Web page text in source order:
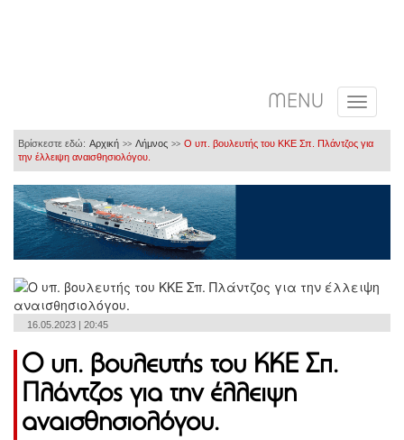
MENU
Βρίσκεστε εδώ: Αρχική >> Λήμνος >> Ο υπ. βουλευτής του ΚΚΕ Σπ. Πλάντζος για
την έλλειψη αναισθησιολόγου.
16.05.2023 | 20:45
Ο υπ. βουλευτής του ΚΚΕ Σπ.
Πλάντζος για την έλλειψη
αναισθησιολόγου.